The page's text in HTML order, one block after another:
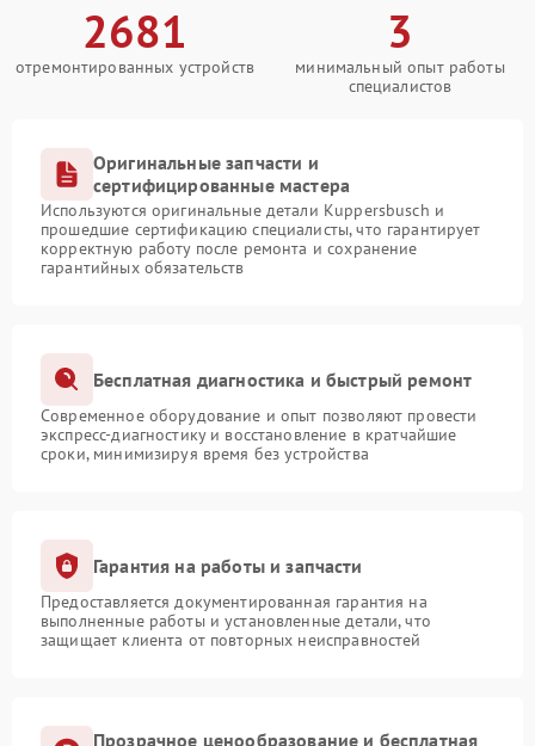
2681
отремонтированных устройств
3
минимальный опыт работы
специалистов
Оригинальные запчасти и
сертифицированные мастера
Используются оригинальные детали Kuppersbusch и
прошедшие сертификацию специалисты, что гарантирует
корректную работу после ремонта и сохранение
гарантийных обязательств
Бесплатная диагностика и быстрый ремонт
Современное оборудование и опыт позволяют провести
экспресс-диагностику и восстановление в кратчайшие
сроки, минимизируя время без устройства
Гарантия на работы и запчасти
Предоставляется документированная гарантия на
выполненные работы и установленные детали, что
защищает клиента от повторных неисправностей
Прозрачное ценообразование и бесплатная